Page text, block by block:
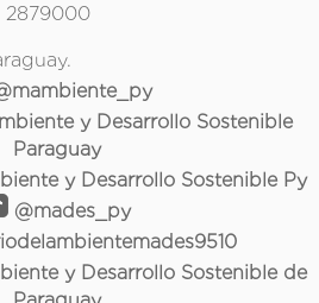
2879000
y Desarrollo Sostenible
Paraguay
y Desarrollo Sostenible Py
@mades_py
y Desarrollo Sostenible de